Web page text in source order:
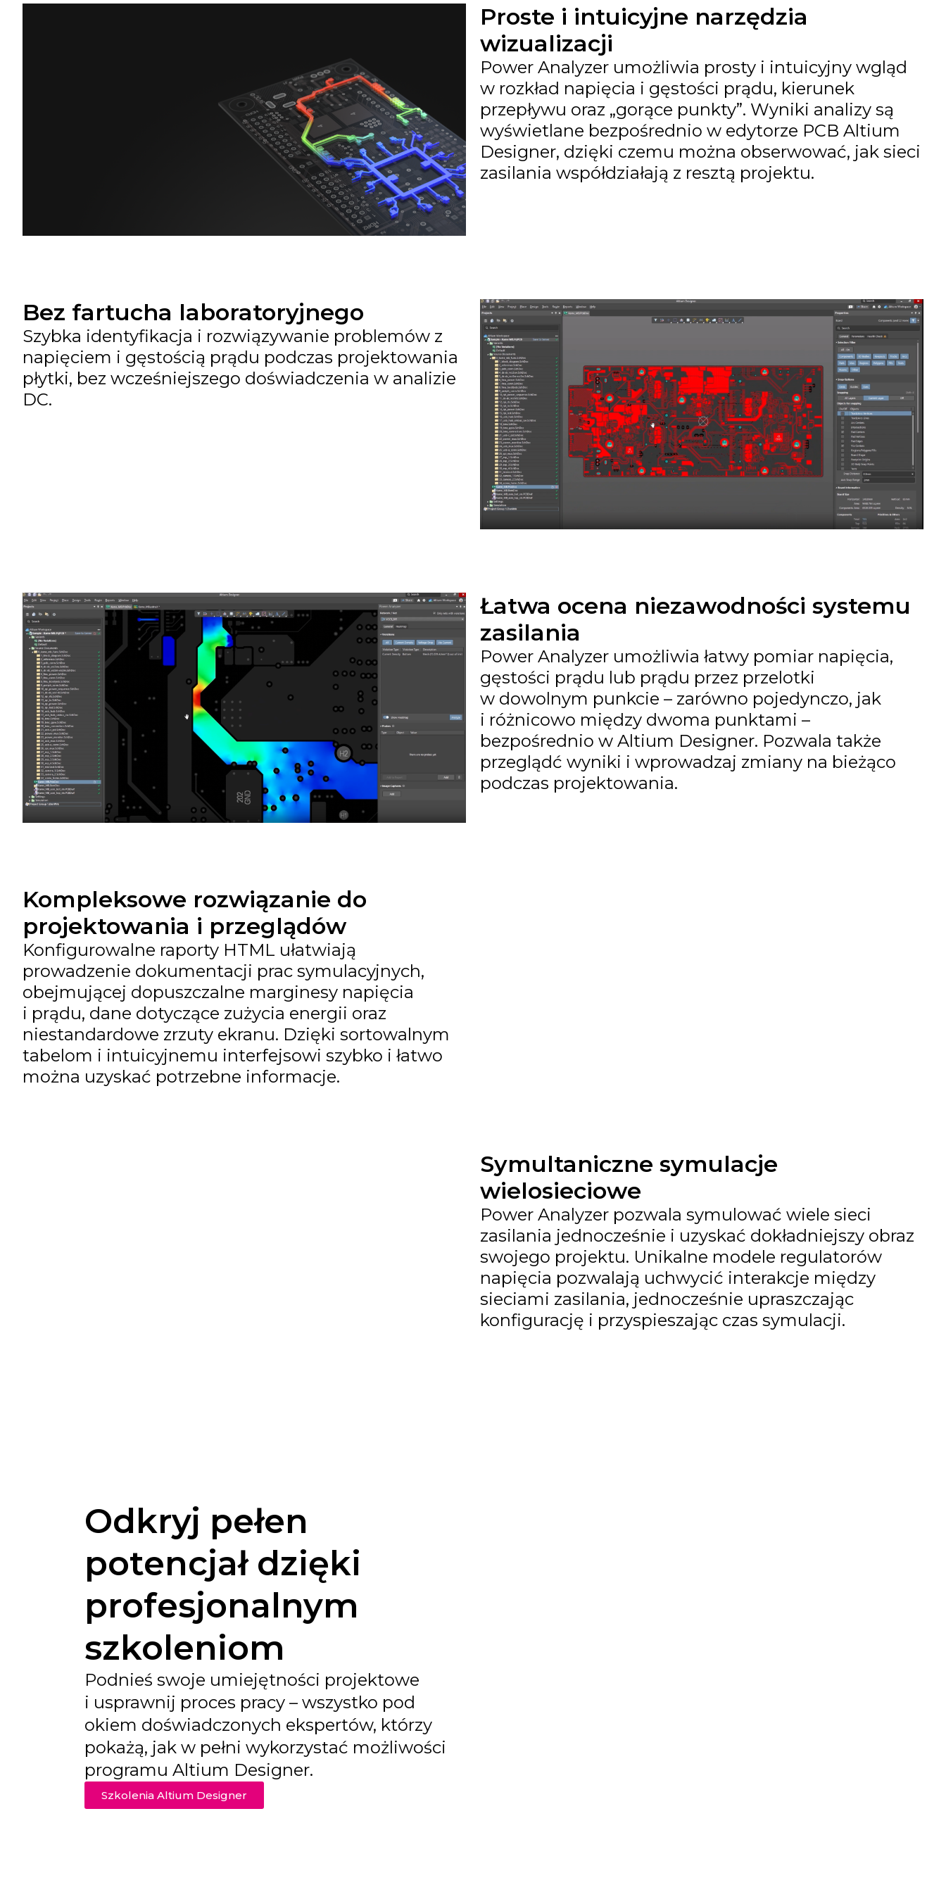
Proste i intuicyjne narzędzia
wizualizacji
Power Analyzer umożliwia prosty i intuicyjny wgląd
w rozkład napięcia i gęstości prądu, kierunek
przepływu oraz „gorące punkty”. Wyniki analizy są
wyświetlane bezpośrednio w edytorze PCB Altium
Designer, dzięki czemu można obserwować, jak sieci
zasilania współdziałają z resztą projektu.
Bez fartucha laboratoryjnego
Szybka identyfikacja i rozwiązywanie problemów z
napięciem i gęstością prądu podczas projektowania
płytki, bez wcześniejszego doświadczenia w analizie
DC.
Łatwa ocena niezawodności systemu
zasilania
Power Analyzer umożliwia łatwy pomiar napięcia,
gęstości prądu lub prądu przez przelotki
w dowolnym punkcie – zarówno pojedynczo, jak
i różnicowo między dwoma punktami –
bezpośrednio w Altium Designer. Pozwala także
przeglądć wyniki i wprowadzaj zmiany na bieżąco
podczas projektowania.
Kompleksowe rozwiązanie do
projektowania i przeglądów
Konfigurowalne raporty HTML ułatwiają
prowadzenie dokumentacji prac symulacyjnych,
obejmującej dopuszczalne marginesy napięcia
i prądu, dane dotyczące zużycia energii oraz
niestandardowe zrzuty ekranu. Dzięki sortowalnym
tabelom i intuicyjnemu interfejsowi szybko i łatwo
można uzyskać potrzebne informacje.
Symultaniczne symulacje
wielosieciowe
Power Analyzer pozwala symulować wiele sieci
zasilania jednocześnie i uzyskać dokładniejszy obraz
swojego projektu. Unikalne modele regulatorów
napięcia pozwalają uchwycić interakcje między
sieciami zasilania, jednocześnie upraszczając
konfigurację i przyspieszając czas symulacji.
Odkryj pełen
potencjał dzięki
profesjonalnym
szkoleniom
Podnieś swoje umiejętności projektowe
i usprawnij proces pracy – wszystko pod
okiem doświadczonych ekspertów, którzy
pokażą, jak w pełni wykorzystać możliwości
programu Altium Designer.
Szkolenia Altium Designer